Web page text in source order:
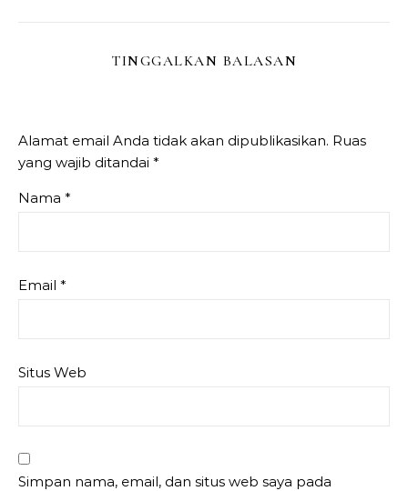
TINGGALKAN BALASAN
Alamat email Anda tidak akan dipublikasikan. Ruas
yang wajib ditandai *
Nama *
Email *
Situs Web
Simpan nama, email, dan situs web saya pada